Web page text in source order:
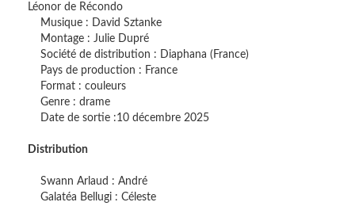
Léonor de Récondo
Musique : David Sztanke
Montage : Julie Dupré
Société de distribution : Diaphana (France)
Pays de production : France
Format : couleurs
Genre : drame
Date de sortie :10 décembre 2025
Distribution
Swann Arlaud : André
Galatéa Bellugi : Céleste